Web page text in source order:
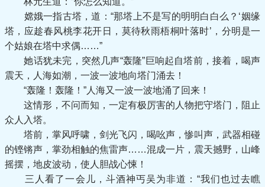
嫦娥一指古塔，道：“那塔上不是写的明明白白么？‘姻缘
塔，应趁春风桃李花开日，莫待秋雨梧桐叶落时’，分明是一
个姑娘在塔中求偶……”
她话犹未完，突然几声“轰隆”巨响起自塔前，接着，喝声
震天，人海如潮，一波一波地向塔门涌去！
“轰隆！轰隆！”人海又一波一波地涌了回来！
这情形，不问而知，一定有极厉害的人物把守塔门，阻止
众人入塔。
塔前，掌风呼啸，剑光飞闪，喝吆声，惨叫声，武器相碰
的铿锵声，掌劲相触的焦雷声……混成一片，震天撼野，山峰
摇摆，地皮波动，使人胆战心悚！
三人看了一会儿，斗酒神丐吴为非道：“我们也过去瞧